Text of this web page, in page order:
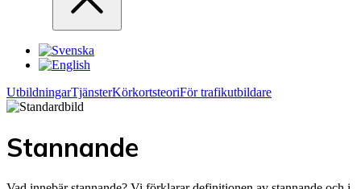
UtbildningarTjänsterKörkortsteoriFör trafikutbildare
Stannande